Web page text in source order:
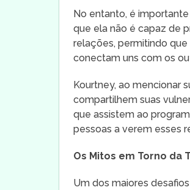
No entanto, é
que ela não é capaz de
relações, permitindo
conectam uns com os
Kourtney, ao mencionar
compartilhem suas
que assistem ao
pessoas a verem esses
Os Mitos em Torno da
Um dos maiores